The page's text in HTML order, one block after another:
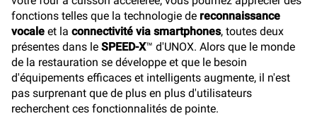
fonctions telles que la technologie de reconnaissance
vocale et la connectivité via smartphones, toutes deux
présentes dans le SPEED-X™ d'UNOX. Alors que le monde
de la restauration se développe et que le besoin
d'équipements efficaces et intelligents augmente, il n'est
pas surprenant que de plus en plus d'utilisateurs
recherchent ces fonctionnalités de pointe.